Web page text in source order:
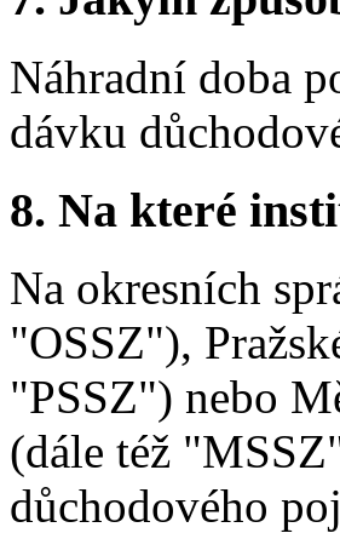
Náhradní doba
dávku
8. Na které
Na okresních
"OSSZ"),
"PSSZ") nebo
(dále též
důchodového